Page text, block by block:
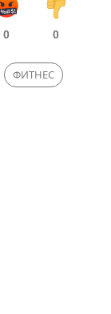
0 0
ФИТНЕС